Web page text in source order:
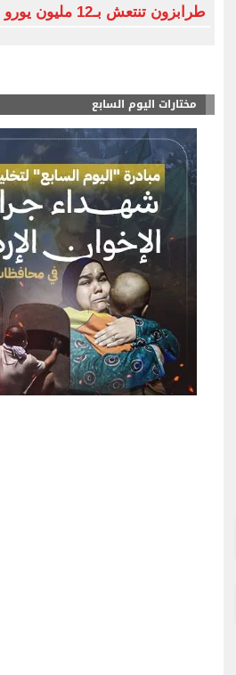
طرابزون تنتعش بـ12 مليون يورو
مختارات اليوم السابع